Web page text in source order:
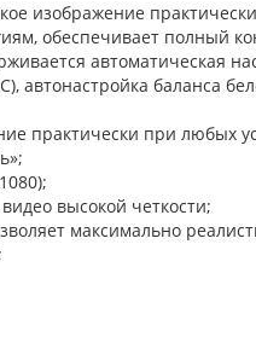
изображение
обеспечивает полный
автоматическая
автонастройка баланса
практически при любых
высокой четкости;
максимально